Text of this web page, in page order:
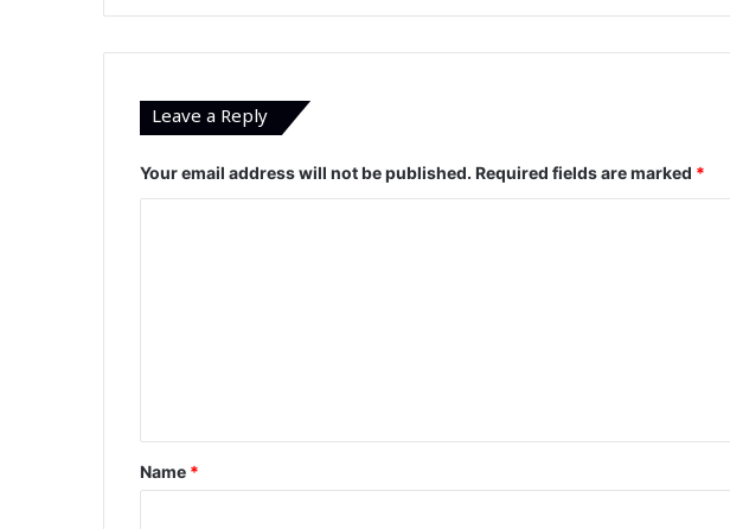
Leave a Reply
Your email address will not be published. Required fields are marked *
*
Name *